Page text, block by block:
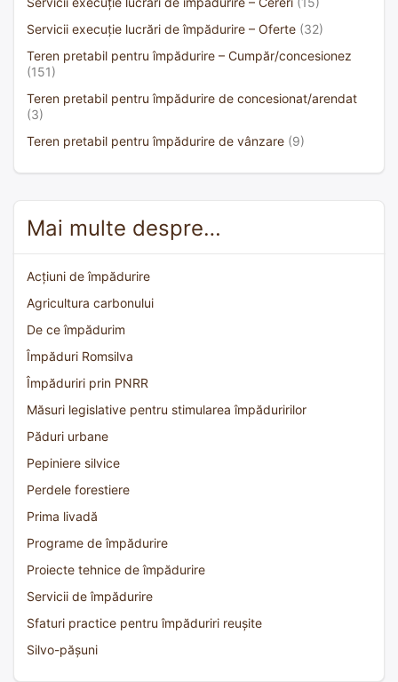
Servicii execuție lucrări de împădurire – Oferte (32)
Teren pretabil pentru împădurire – Cumpăr/concesionez
(151)
Teren pretabil pentru împădurire de concesionat/arendat
(3)
Teren pretabil pentru împădurire de vânzare (9)
Mai multe despre…
Acțiuni de împădurire
Agricultura carbonului
De ce împădurim
Împăduri Romsilva
Împăduriri prin PNRR
Măsuri legislative pentru stimularea împăduririlor
Păduri urbane
Pepiniere silvice
Perdele forestiere
Prima livadă
Programe de împădurire
Proiecte tehnice de împădurire
Servicii de împădurire
Sfaturi practice pentru împăduriri reușite
Silvo-pășuni